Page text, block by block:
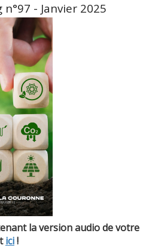
- Janvier 2025
la version audio de votre
ici!